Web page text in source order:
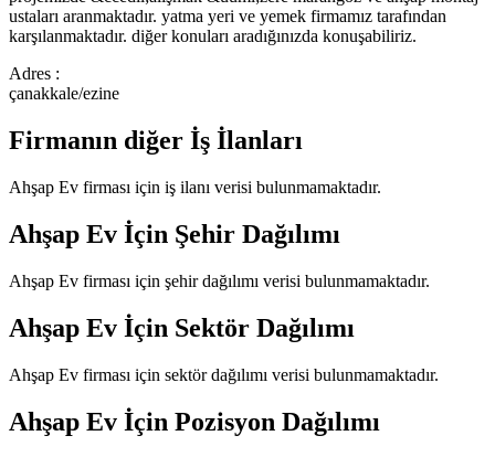
ustaları aranmaktadır. yatma yeri ve yemek firmamız tarafından
karşılanmaktadır. diğer konuları aradığınızda konuşabiliriz.
Adres :
çanakkale/ezine
Firmanın diğer İş İlanları
Ahşap Ev firması için iş ilanı verisi bulunmamaktadır.
Ahşap Ev İçin Şehir Dağılımı
Ahşap Ev firması için şehir dağılımı verisi bulunmamaktadır.
Ahşap Ev İçin Sektör Dağılımı
Ahşap Ev firması için sektör dağılımı verisi bulunmamaktadır.
Ahşap Ev İçin Pozisyon Dağılımı